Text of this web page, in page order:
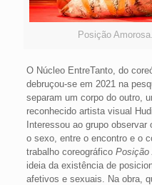
Posição
O Núcleo EntreTanto, do
debruçou-se em 2021 na
separam um corpo do outro,
reconhecido artista visual
Interessou ao grupo
o sexo, entre o encontro e o
trabalho coreográfico Posição
ideia da existência de
afetivos e sexuais. Na obra,